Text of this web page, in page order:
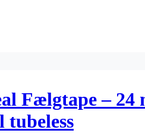
Fælgtape – 24
tubeless